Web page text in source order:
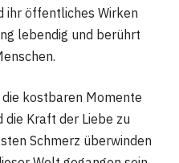
ihr öffentliches Wirken
lebendig und berührt
kostbaren Momente
die Kraft der Liebe zu
Schmerz überwinden